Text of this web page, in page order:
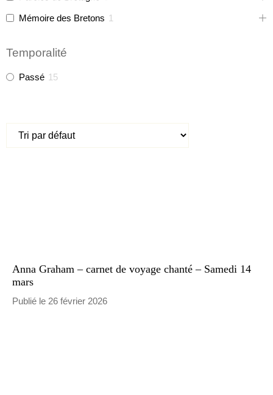
Mémoire des Bretons 1
Temporalité
Passé 15
Anna Graham – carnet de voyage chanté – Samedi 14
mars
Publié le 26 février 2026